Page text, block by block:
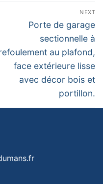
NEXT
Next
post:
Porte de garage
sectionnelle à
au plafond,
face extérieure lisse
avec décor bois et
portillon.